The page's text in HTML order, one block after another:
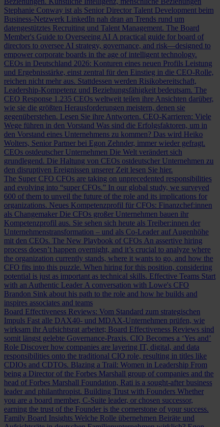
Stephanie Conway ist als Senior Director Talent Development beim
Business-Netzwerk LinkedIn nah dran an Trends rund um
datengestütztes Recruiting und Talent Management. The Board
Member's Guide to Overseeing AI A practical guide for board of
directors to oversee AI strategy, governance, and risk—designed to
empower corporate boards in the age of intelligent technology.
CEOs in Deutschland 2026: Konturen eines neuen Profils Leistung
und Ergebnisstärke, einst zentral für den Einstieg in die CEO-Rolle,
reichen nicht mehr aus. Stattdessen werden Risikobereitschaft,
Leadership-Kompetenz und Beziehungsfähigkeit bedeutsam. The
CEO Response 1.235 CEOs weltweit teilen ihre Ansichten darüber,
wie sie die größten Herausforderungen meistern, denen sie
gegenüberstehen. Lesen Sie ihre Antworten. CEO-Karrieren: Viele
Wege führen in den Vorstand Was sind die Erfolgsfaktoren, um in
den Vorstand eines Unternehmens zu kommen? Das wird Heiko
Wolters, Senior Partner bei Egon Zehnder, immer wieder gefragt.
CEOs ostdeutscher Unternehmen Die Welt verändert sich
grundlegend. Die Haltung von CEOs ostdeutscher Unternehmen zu
den disruptiven Ereignissen unserer Zeit lesen Sie hier.
The Super CFO CFOs are taking on unprecedented responsibilities
and evolving into “super CFOs.” In our global study, we surveyed
600 of them to unveil the future of the role and its implications for
organizations. Neues Kompetenzprofil für CFOs: Finanzchef:innen
als Changemaker Die CFOs großer Unternehmen bauen ihr
Kompetenzprofil aus. Sie sehen sich heute als Treiber:innen der
Unternehmenstransformation – und als Co-Leader auf Augenhöhe
mit den CEOs. The New Playbook of CFOs An assertive hiring
process doesn’t happen overnight, and it’s crucial to analyze where
the organization currently stands, where it wants to go, and how the
CFO fits into this puzzle. When hiring for this position, considering
potential is just as important as technical skills. Effective Teams Start
with an Authentic Leader A conversation with Lowe's CFO
Brandon Sink about his path to the role and how he builds and
inspires associates and teams
Board Effectiveness Reviews: Vom Standard zum strategischen
Impuls Fast alle DAX40- und MDAX-Unternehmen prüfen, wie
wirksam ihr Aufsichtsrat arbeitet; Board Effectiveness Reviews sind
somit längst gelebte Governance-Praxis. CIO Becomes a ‘Yes and’
Role Discover how companies are layering IT, digital, and data
responsibilities onto the traditional CIO role, resulting in titles like
CDIOs and CDTOs. Blazing a Trail: Women in Leadership From
being a Director of the Forbes Marshall group of companies and the
head of Forbes Marshall Foundation, Rati is a sought-after business
leader and philanthropist. Building Trust with Founders Whether
you are a board member, C-Suite leader, or chosen successor,
earning the trust of the Founder is the cornerstone of your success.
Family Board Insights Welche Rolle übernehmen Beiräte und